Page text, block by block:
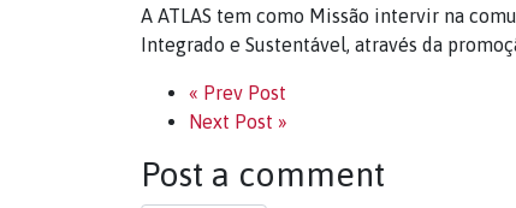
A ATLAS tem como Missão intervir na
Integrado e Sustentável, através da
« Prev Post
Next Post »
Post a comment